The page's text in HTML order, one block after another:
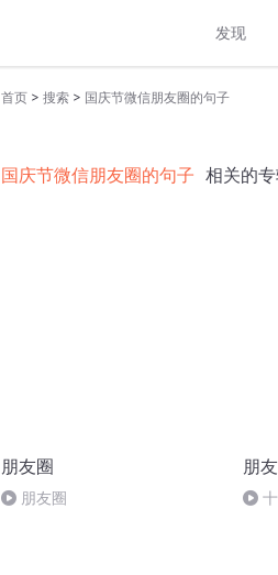
发现
首页 > 搜索 > 国庆节微信朋友圈的句子
国庆节微信朋友圈的句子 相关的
朋友圈
朋友圈
朋